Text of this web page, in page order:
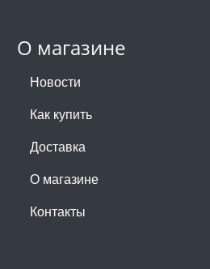
О магазине
Новости
Как купить
Доставка
О магазине
Контакты